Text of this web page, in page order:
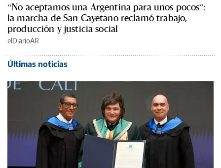
“No aceptamos una Argentina para unos pocos”:
la marcha de San Cayetano reclamó trabajo,
producción y justicia social
elDiarioAR
Últimas noticias